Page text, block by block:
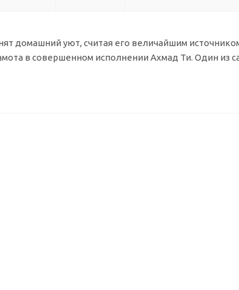
домашний уют, считая его величайшим
в совершенном исполнении Ахмад Ти. Один из